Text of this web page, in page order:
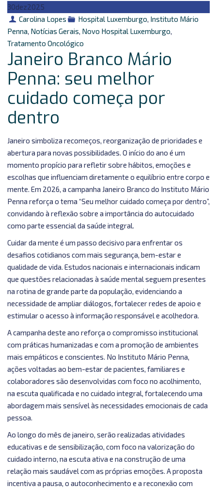
30dez2025
Autor
Carolina Lopes Categorias
Hospital Luxemburgo, Instituto Mário
Penna, Notícias Gerais, Novo Hospital Luxemburgo,
Tratamento Oncológico
Janeiro Branco Mário
Penna: seu melhor
cuidado começa por
dentro
Janeiro simboliza recomeços, reorganização de prioridades e
abertura para novas possibilidades. O início do ano é um
momento propício para refletir sobre hábitos, emoções e
escolhas que influenciam diretamente o equilíbrio entre corpo e
mente. Em 2026, a campanha Janeiro Branco do Instituto Mário
Penna reforça o tema “Seu melhor cuidado começa por dentro”,
convidando à reflexão sobre a importância do autocuidado
como parte essencial da saúde integral.
Cuidar da mente é um passo decisivo para enfrentar os
desafios cotidianos com mais segurança, bem-estar e
qualidade de vida. Estudos nacionais e internacionais indicam
que questões relacionadas à saúde mental seguem presentes
na rotina de grande parte da população, evidenciando a
necessidade de ampliar diálogos, fortalecer redes de apoio e
estimular o acesso à informação responsável e acolhedora.
A campanha deste ano reforça o compromisso institucional
com práticas humanizadas e com a promoção de ambientes
mais empáticos e conscientes. No Instituto Mário Penna,
ações voltadas ao bem-estar de pacientes, familiares e
colaboradores são desenvolvidas com foco no acolhimento,
na escuta qualificada e no cuidado integral, fortalecendo uma
abordagem mais sensível às necessidades emocionais de cada
pessoa.
Ao longo do mês de janeiro, serão realizadas atividades
educativas e de sensibilização, com foco na valorização do
cuidado interno, na escuta ativa e na construção de uma
relação mais saudável com as próprias emoções. A proposta
incentiva a pausa, o autoconhecimento e a reconexão com